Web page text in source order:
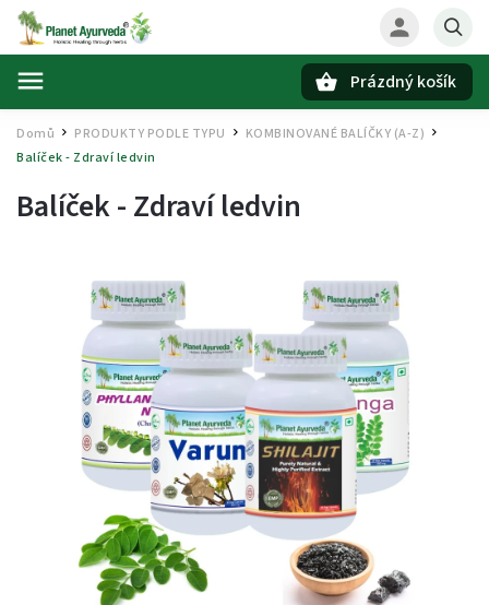
Prázdný košík
Domů / PRODUKTY PODLE TYPU KOMBINOVANÉ BALÍČKY (A-Z) /
Balíček - Zdraví ledvin
Balíček - Zdraví ledvin